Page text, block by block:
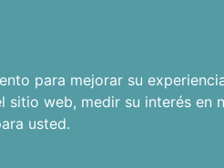
para mejorar su
sitio web, medir su interés en
usted.